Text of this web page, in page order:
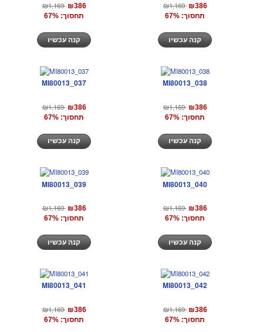
₪1,169 ₪386
תחסוך: 67%
₪1,169 ₪386
תחסוך: 67%
MI80013_037
₪1,169 ₪386
תחסוך: 67%
MI80013_038
₪1,169 ₪386
תחסוך: 67%
MI80013_039
₪1,169 ₪386
תחסוך: 67%
MI80013_040
₪1,169 ₪386
תחסוך: 67%
MI80013_041
₪1,169 ₪386
תחסוך: 67%
MI80013_042
₪1,169 ₪386
תחסוך: 67%